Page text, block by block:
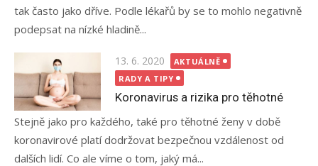
tak často jako dříve. Podle lékařů by se to mohlo negativně
podepsat na nízké hladině...
Posted
on
13. 6. 2020
AKTUÁLNĚ
RADY A TIPY
Koronavirus a rizika pro těhotné
Stejně jako pro každého, také pro těhotné ženy v době
koronavirové platí dodržovat bezpečnou vzdálenost od
dalších lidí. Co ale víme o tom, jaký má...